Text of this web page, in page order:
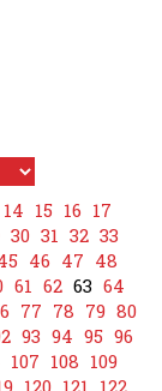
14 15 16 17
30 31 32 33
46 47 48
61 62 63 64
77 78 79 80
93 94 95 96
107 108 109
120 121 122